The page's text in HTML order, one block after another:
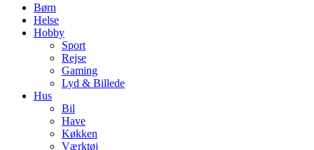
Børn
Helse
Hobby
Sport
Rejse
Gaming
Lyd & Billede
Hus
Bil
Have
Køkken
Værktøj